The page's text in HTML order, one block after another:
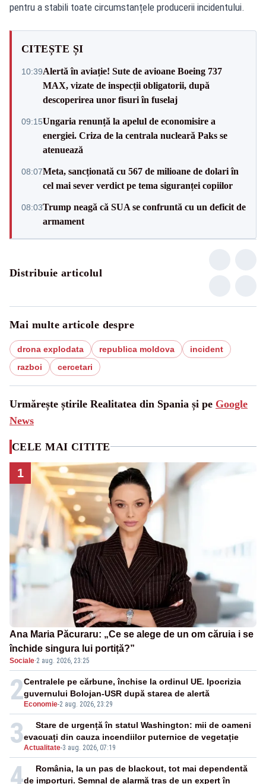
pentru a stabili toate circumstanțele producerii incidentului.
CITEȘTE ȘI
10:39Alertă în aviație! Sute de avioane Boeing 737
MAX, vizate de inspecții obligatorii, după
descoperirea unor fisuri în fuselaj
09:15Ungaria renunță la apelul de economisire a
energiei. Criza de la centrala nucleară Paks se
atenuează
08:07Meta, sancționată cu 567 de milioane de dolari în
cel mai sever verdict pe tema siguranței copiilor
08:03Trump neagă că SUA se confruntă cu un deficit de
armament
Distribuie articolul
Mai multe articole despre
drona explodata republica moldova
incident
razboi
cercetari
Urmărește știrile Realitatea din Spania și pe Google
News
CELE MAI CITITE
1
Ana Maria Păcuraru: „Ce se alege de un om căruia i se
închide singura lui portiță?”
Sociale·2 aug. 2026, 23:25
2 Economie-2 aug. 2026, 23:29
Centralele pe cărbune, închise la ordinul UE. Ipocrizia
guvernului Bolojan-USR după starea de alertă
3Actualitate-3 aug. 2026, 07:19
Stare de urgență în statul Washington: mii de oameni
evacuați din cauza incendiilor puternice de vegetație
4
România, la un pas de blackout, tot mai dependentă
de importuri. Semnal de alarmă tras de un expert în